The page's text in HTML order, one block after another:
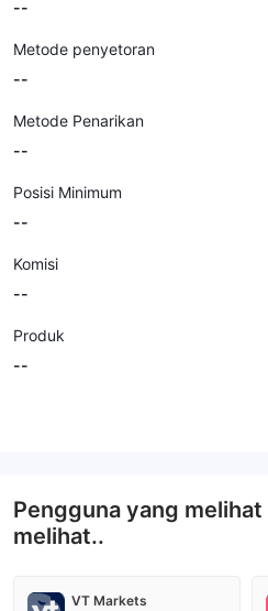
--
Metode penyetoran
--
Metode Penarikan
--
Posisi Minimum
--
Komisi
--
Produk
--
Pengguna yang melihat
melihat..
VT Markets